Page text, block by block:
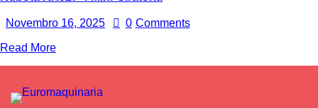
Novembro 16, 2025 0 Comments
Read More